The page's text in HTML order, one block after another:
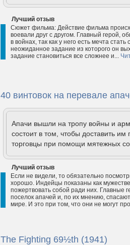
Лучший отзыв
Сюжет фильма: Действие фильма
воевали друг с другом. Главный герой,
в войнах, так как у него есть мечта
неожиданное задание из которого он
задание становиться все сложнее и...
40 винтовок на перевале
Апачи вышли на тропу войны и
состоит в том, чтобы доставить
торговцы при помощи мятежных
Лучший отзыв
Если не видели, то обязательно
хорошо. Индейцы показаны как
пожертвовать собой ради них. Главные
поселок апачей и, по их мнению,
мире. И это при том, что они не могут
The Fighting 69½th (1941)